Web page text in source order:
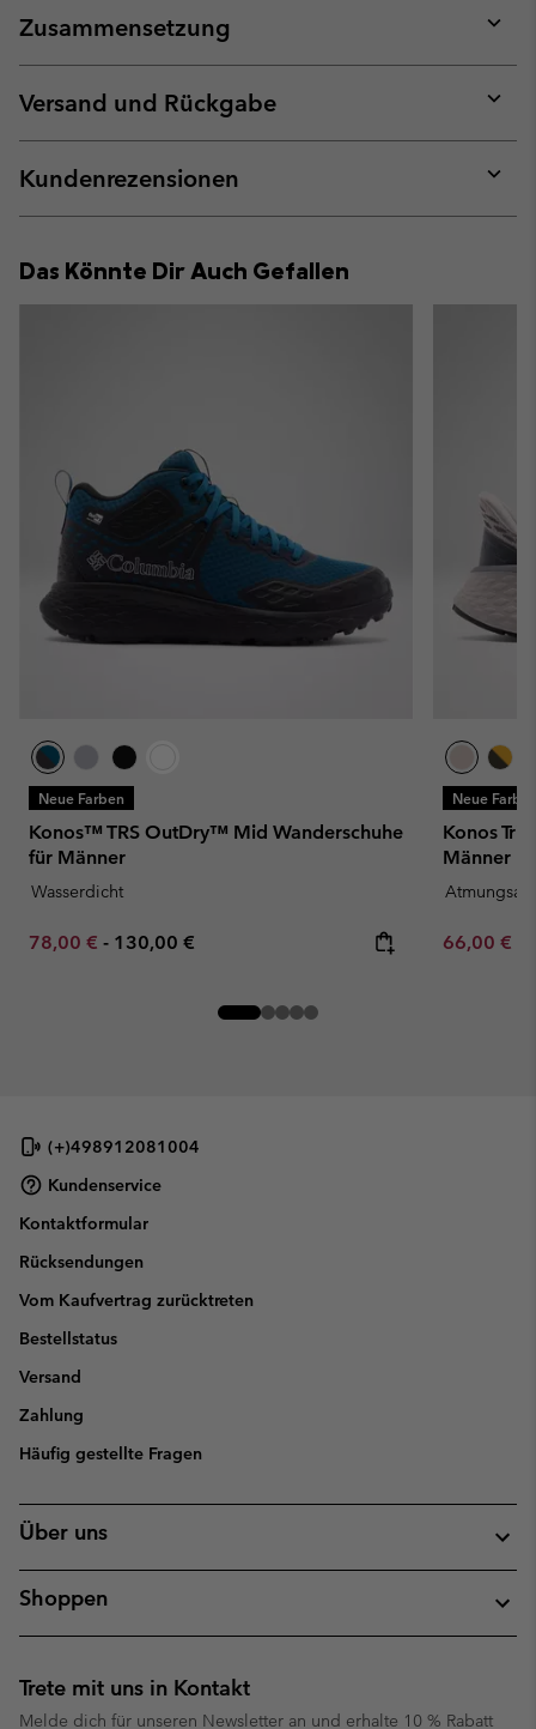
Zusammensetzung
or
Versand und Rückgabe
or
Kundenrezensionen
or
Das Könnte Dir Auch Gefallen
Neue Farben
Konos™ TRS OutDry™ Mid Wanderschuhe
für Männer
Wasserdicht
Minimum sale price:
78,00 € - Maximum price:
130,00 €
Neue
Konos
Männer
Minimum
66,00 €
(+)498912081004
Kundenservice
Kontaktformular
Rücksendungen
Vom Kaufvertrag zurücktreten
Bestellstatus
Versand
Zahlung
Häufig gestellte Fragen
Über uns
Shoppen
Trete mit uns in Kontakt
Melde dich für unseren Newsletter an und erhalte 10 % Rabatt